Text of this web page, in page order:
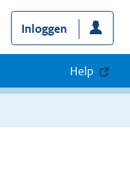
Inloggen
Help